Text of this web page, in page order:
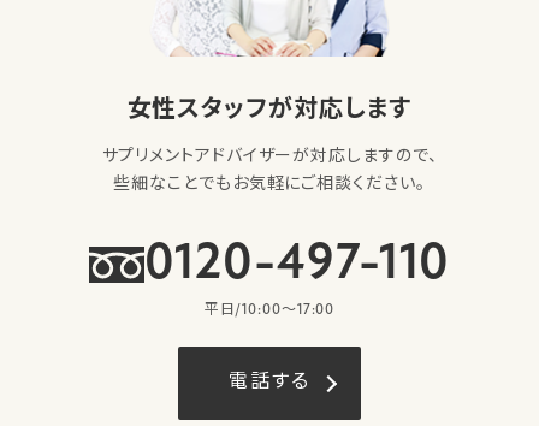
女性スタッフが対応します
サプリメントアドバイザーが対応しますので、
些細なことでもお気軽にご相談ください。
0120-497-110
平日/10:00〜17:00
電話する